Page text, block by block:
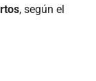
, según el